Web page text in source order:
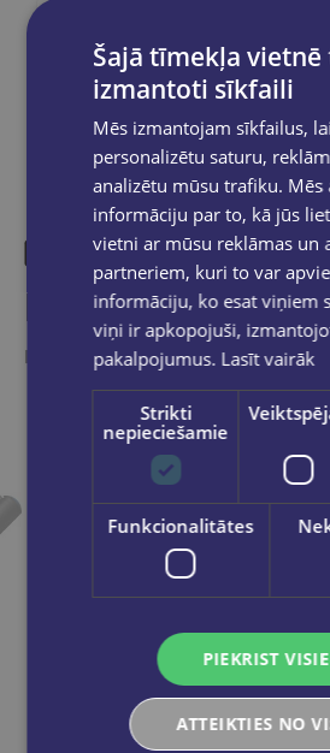
Dalies sociālajos tīklos:
Līdzīgas preces
Ieskaties, varbūt noder
Šajā tīmekļa
izmantoti sīkfaili
Mēs izmantojam sīkfailus,
personalizētu saturu,
analizētu mūsu trafiku.
informāciju par to, kā jūs
vietni ar mūsu reklāmas un
partneriem, kuri to var
informāciju, ko esat viņiem
viņi ir apkopojuši,
pakalpojumus. Lasīt vairāk
Strikti
nepieciešamie
Funkcionalitātes
PIEKRIST
ATTEIKTIES NO